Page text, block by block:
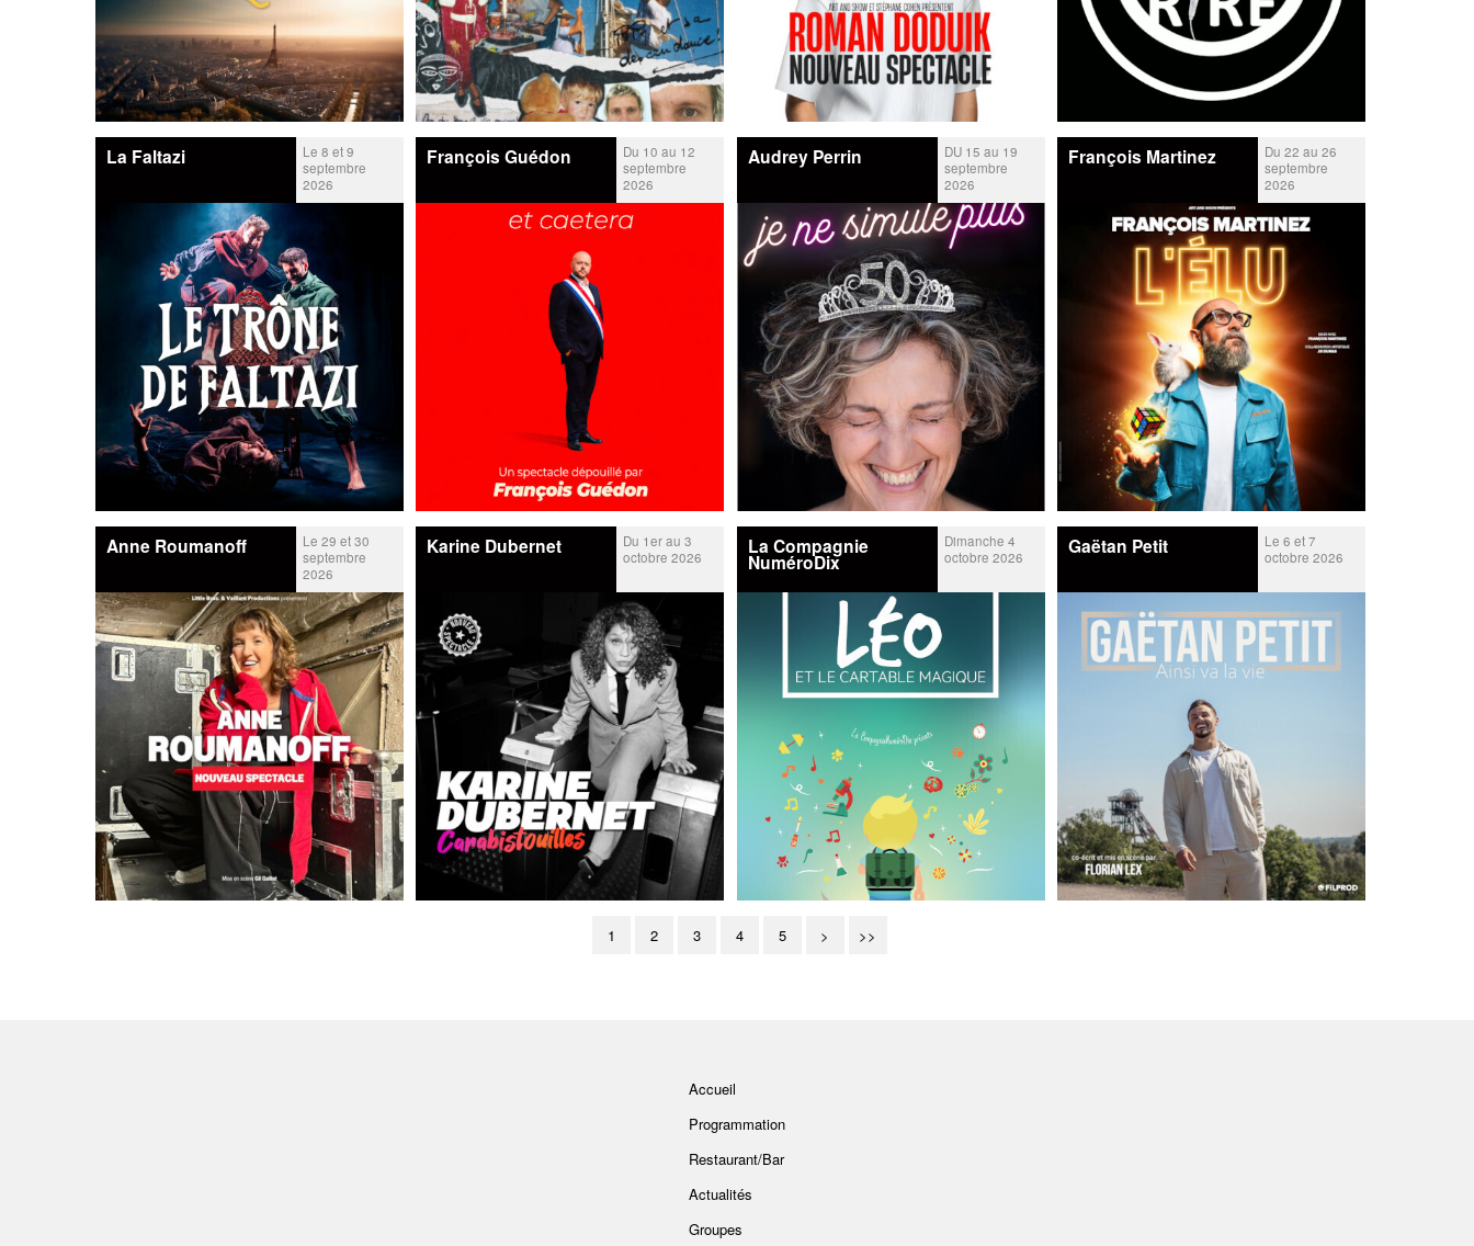
La Faltazi
Le 8 et 9
septembre
2026
François Guédon
Du 10 au 12
septembre
2026
Audrey Perrin
DU 15 au 19
septembre
2026
François Martinez
Du 22 au 26
septembre
2026
Anne Roumanoff
Le 29 et 30
septembre
2026
Karine Dubernet
Du 1er au 3
octobre 2026
La Compagnie
NuméroDix
Dimanche 4
octobre 2026
Gaëtan Petit
Le 6 et 7
octobre 2026
1 2 3 4 5 > >>
Accueil
Programmation
Restaurant/Bar
Actualités
Groupes